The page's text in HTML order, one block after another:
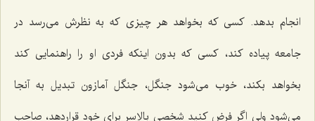
انجام بدهد. کسی که بخواهد هر چیزی که به نظرش می‌رسد در
جامعه پیاده کند، کسی که بدون اینکه فردی او را راهنمایی کند
بخواهد بکند، خوب می‌شود جنگل، جنگل آمازون تبدیل به آنجا
می‌شود ولی اگر فرض کنید شخصی بالاسر برای خود قراردهد، صاحب